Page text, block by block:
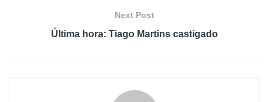
Next Post
Última hora: Tiago Martins castigado